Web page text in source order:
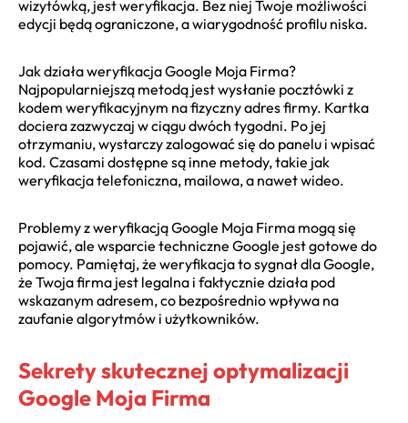
wizytówką, jest weryfikacja. Bez niej Twoje możliwości
edycji będą ograniczone, a wiarygodność profilu niska.
Jak działa weryfikacja Google Moja Firma?
Najpopularniejszą metodą jest wysłanie pocztówki z
kodem weryfikacyjnym na fizyczny adres firmy. Kartka
dociera zazwyczaj w ciągu dwóch tygodni. Po jej
otrzymaniu, wystarczy zalogować się do panelu i wpisać
kod. Czasami dostępne są inne metody, takie jak
weryfikacja telefoniczna, mailowa, a nawet wideo.
Problemy z weryfikacją Google Moja Firma mogą się
pojawić, ale wsparcie techniczne Google jest gotowe do
pomocy. Pamiętaj, że weryfikacja to sygnał dla Google,
że Twoja firma jest legalna i faktycznie działa pod
wskazanym adresem, co bezpośrednio wpływa na
zaufanie algorytmów i użytkowników.
Sekrety skutecznej optymalizacji
Google Moja Firma